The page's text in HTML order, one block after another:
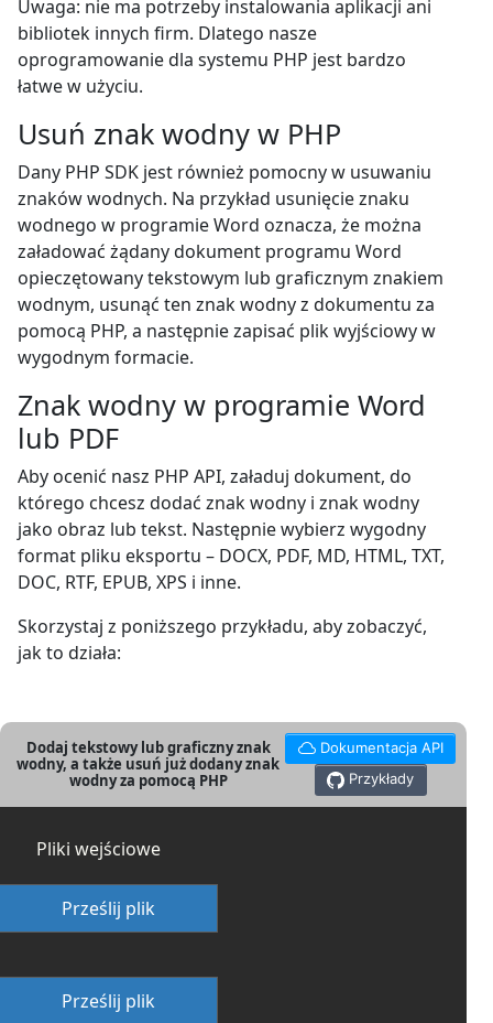
Uwaga: nie ma potrzeby instalowania aplikacji ani
bibliotek innych firm. Dlatego nasze
oprogramowanie dla systemu PHP jest bardzo
łatwe w użyciu.
Usuń znak wodny w PHP
Dany PHP SDK jest również pomocny w usuwaniu
znaków wodnych. Na przykład usunięcie znaku
wodnego w programie Word oznacza, że można
załadować żądany dokument programu Word
opieczętowany tekstowym lub graficznym znakiem
wodnym, usunąć ten znak wodny z dokumentu za
pomocą PHP, a następnie zapisać plik wyjściowy w
wygodnym formacie.
Znak wodny w programie Word
lub PDF
Aby ocenić nasz PHP API, załaduj dokument, do
którego chcesz dodać znak wodny i znak wodny
jako obraz lub tekst. Następnie wybierz wygodny
format pliku eksportu – DOCX, PDF, MD, HTML, TXT,
DOC, RTF, EPUB, XPS i inne.
Skorzystaj z poniższego przykładu, aby zobaczyć,
jak to działa:
Dodaj tekstowy lub graficzny znak
wodny, a także usuń już dodany znak
wodny za pomocą PHP
Dokumentacja API
Przykłady
Pliki wejściowe
Prześlij plik
Prześlij plik